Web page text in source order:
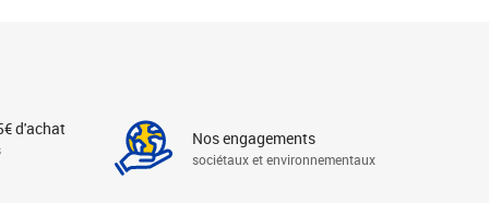
d'achat Nos engagements
sociétaux et environnementaux